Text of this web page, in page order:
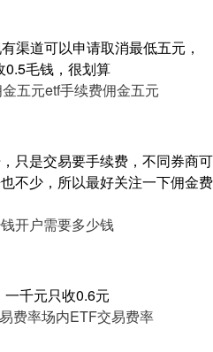
渠道可以申请取消最低五元，
0.5毛钱，很划算
五元etf手续费佣金五元
只是交易要手续费，不同券商可
不少，所以最好关注一下佣金费
开户需要多少钱
千元只收0.6元
费率场内ETF交易费率